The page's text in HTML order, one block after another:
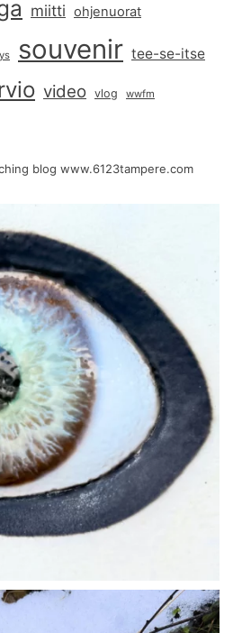
miitti ohjenuorat
souvenir tee-se-itse
video vlog wwfm
blog www.6123tampere.com